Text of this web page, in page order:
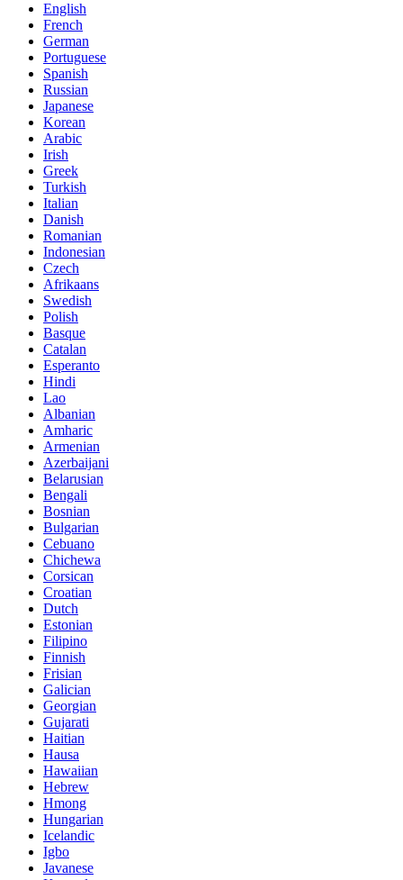
English
French
German
Portuguese
Spanish
Russian
Japanese
Korean
Arabic
Irish
Greek
Turkish
Italian
Danish
Romanian
Indonesian
Czech
Afrikaans
Swedish
Polish
Basque
Catalan
Esperanto
Hindi
Lao
Albanian
Amharic
Armenian
Azerbaijani
Belarusian
Bengali
Bosnian
Bulgarian
Cebuano
Chichewa
Corsican
Croatian
Dutch
Estonian
Filipino
Finnish
Frisian
Galician
Georgian
Gujarati
Haitian
Hausa
Hawaiian
Hebrew
Hmong
Hungarian
Icelandic
Igbo
Javanese